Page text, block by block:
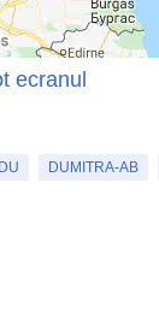
ecranul
DU DUMITRA-AB